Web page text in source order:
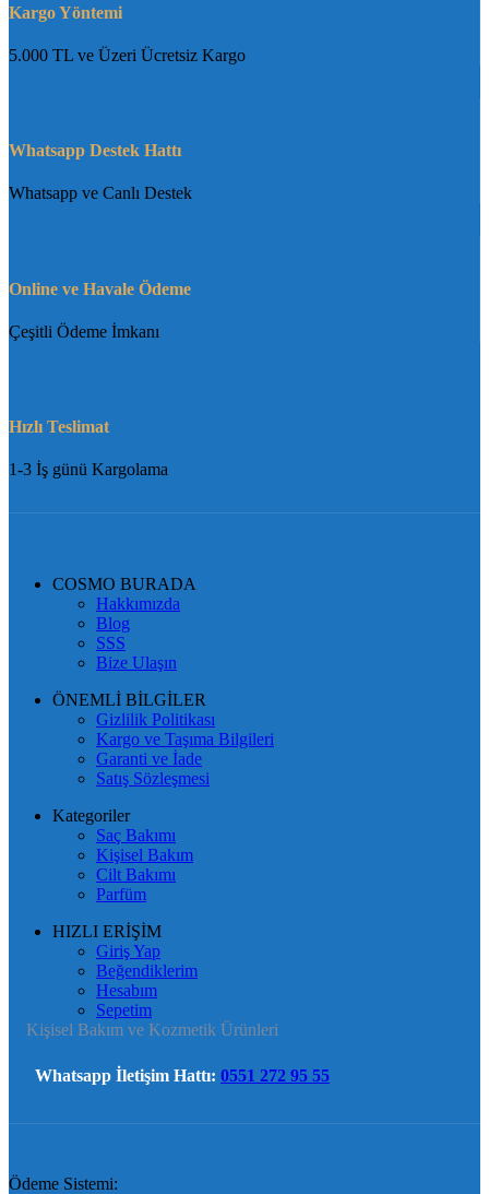
Kargo Yöntemi
5.000 TL ve Üzeri Ücretsiz Kargo
Whatsapp Destek Hattı
Whatsapp ve Canlı Destek
Online ve Havale Ödeme
Çeşitli Ödeme İmkanı
Hızlı Teslimat
1-3 İş günü Kargolama
COSMO BURADA
Hakkımızda
Blog
SSS
Bize Ulaşın
ÖNEMLİ BİLGİLER
Gizlilik Politikası
Kargo ve Taşıma Bilgileri
Garanti ve İade
Satış Sözleşmesi
Kategoriler
Saç Bakımı
Kişisel Bakım
Cilt Bakımı
Parfüm
HIZLI ERİŞİM
Giriş Yap
Beğendiklerim
Hesabım
Sepetim
Kişisel Bakım ve Kozmetik Ürünleri
Whatsapp İletişim Hattı: 0551 272 95 55
Ödeme Sistemi: